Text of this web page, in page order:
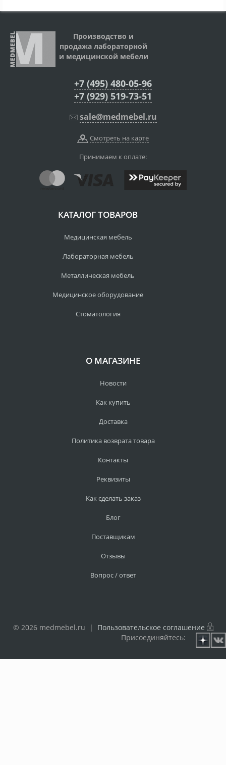
Производство и
продажа лабораторной
и медицинской мебели
+7 (495) 480-05-96
+7 (929) 519-73-51
sale@medmebel.ru
Смотреть на карте
Принимаем к оплате:
КАТАЛОГ ТОВАРОВ
Медицинская мебель
Лабораторная мебель
Металлическая мебель
Медицинское оборудование
Стоматология
О МАГАЗИНЕ
Новости
Как купить
Доставка
Политика возврата товара
Контакты
Реквизиты
Как сделать заказ
Блог
Поставщикам
Отзывы
Вопрос / ответ
© 2026 medmebel.ru | Пользовательское соглашение
Присоединяйтесь: